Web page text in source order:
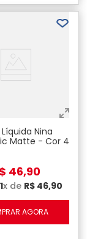
Nina
Matte - Cor 4
46,90
1x de R$ 46,90
AGORA